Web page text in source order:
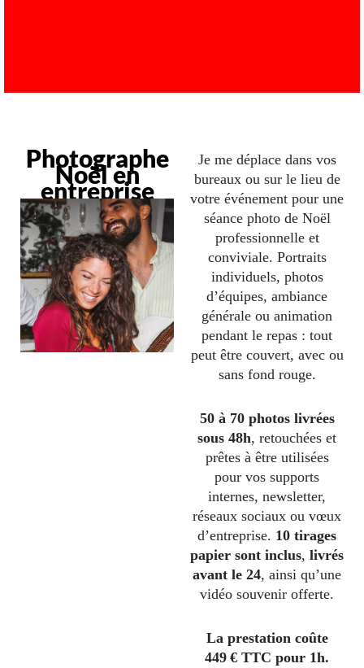
Photographe
Noël en
entreprise
Je me déplace dans vos
bureaux ou sur le lieu de
votre événement pour une
séance photo de Noël
professionnelle et
conviviale. Portraits
individuels, photos
d’équipes, ambiance
générale ou animation
pendant le repas : tout
peut être couvert, avec ou
sans fond rouge.
50 à 70 photos livrées
sous 48h, retouchées et
prêtes à être utilisées
pour vos supports
internes, newsletter,
réseaux sociaux ou vœux
d’entreprise. 10 tirages
papier sont inclus, livrés
avant le 24, ainsi qu’une
vidéo souvenir offerte.
La prestation coûte
449 € TTC pour 1h.